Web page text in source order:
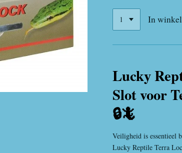
In
Lucky
Slot voor
🔒🦎
Veiligheid is essentieel
Lucky Reptile Terra